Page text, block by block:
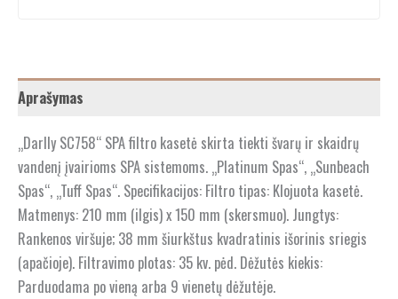
Aprašymas
„Darlly SC758“ SPA filtro kasetė skirta tiekti švarų ir skaidrų
vandenį įvairioms SPA sistemoms. „Platinum Spas“, „Sunbeach
Spas“, „Tuff Spas“. Specifikacijos: Filtro tipas: Klojuota kasetė.
Matmenys: 210 mm (ilgis) x 150 mm (skersmuo). Jungtys:
Rankenos viršuje; 38 mm šiurkštus kvadratinis išorinis sriegis
(apačioje). Filtravimo plotas: 35 kv. pėd. Dėžutės kiekis:
Parduodama po vieną arba 9 vienetų dėžutėje.